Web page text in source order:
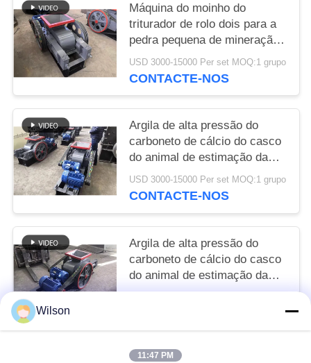
Máquina do moinho do
triturador de rolo dois para a
pedra pequena de mineração
da rocha da pedra calcária da
pedreira
USD 3000-15000 Per set MOQ:1 grupo
CONTACTE-NOS
Argila de alta pressão do
carboneto de cálcio do casco
do animal de estimação da
pedra calcária de carvão do
triturador 2-Roller
USD 3000-15000 Per set MOQ:1 grupo
CONTACTE-NOS
Argila de alta pressão do
carboneto de cálcio do casco
do animal de estimação da
pedra calcária de carvão do
Wilson
11:47 PM